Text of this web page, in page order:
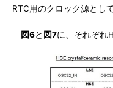
RTC用のクロック源とし
図6と 図7に、それぞれ